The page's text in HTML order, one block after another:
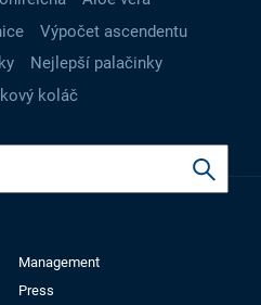
Výpočet ascendentu
Nejlepší palačinky
koláč
Management
Press